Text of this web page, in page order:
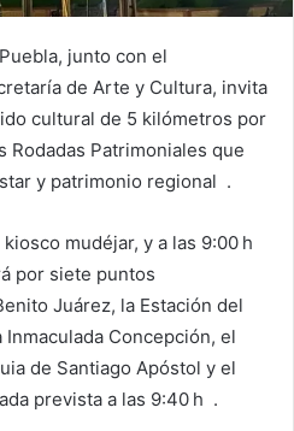
junto con el
de Arte y Cultura, invita
cultural de 5 kilómetros por
Rodadas Patrimoniales que
y patrimonio regional .
mudéjar, y a las 9:00 h
por siete puntos
Juárez, la Estación del
Concepción, el
de Santiago Apóstol y el
prevista a las 9:40 h .